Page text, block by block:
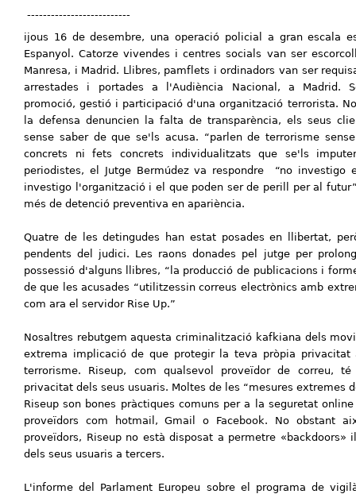
--------------------------
ijous 16 de desembre, una operació policial a gran escala
Espanyol. Catorze vivendes i centres socials van ser
Manresa, i Madrid. Llibres, pamflets i ordinadors van ser
arrestades i portades a l'Audiència Nacional, a Madrid.
promoció, gestió i participació d'una organització terrorista.
la defensa denuncien la falta de transparència, els seus
sense saber de que se'ls acusa. “parlen de terrorisme
concrets ni fets concrets individualitzats que se'ls
periodistes, el Jutge Bermúdez va respondre “no investigo
investigo l'organització i el que poden ser de perill per al
més de detenció preventiva en apariència.
Quatre de les detingudes han estat posades en llibertat,
pendents del judici. Les raons donades pel jutge per
possessió d'alguns llibres, “la producció de publicacions i
de que les acusades “utilitzessin correus electrònics amb
com ara el servidor Rise Up.”
Nosaltres rebutgem aquesta criminalització kafkiana dels
extrema implicació de que protegir la teva pròpia
terrorisme. Riseup, com qualsevol proveïdor de correu,
privacitat dels seus usuaris. Moltes de les “mesures extremes
Riseup son bones pràctiques comuns per a la seguretat
proveïdors com hotmail, Gmail o Facebook. No obstant
proveïdors, Riseup no està disposat a permetre «backdoors»
dels seus usuaris a tercers.
L'informe del Parlament Europeu sobre el programa de